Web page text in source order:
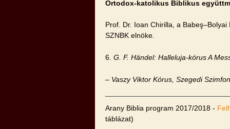
Ortodox-katolikus Biblikus
Prof. Dr. Ioan Chirilla, a
SZNBK elnöke.
6. G . F. Händel: Halleluja-kórus A
– Vaszy Viktor Kórus, Szegedi
Arany Biblia program 2017/2018 -
táblázat)